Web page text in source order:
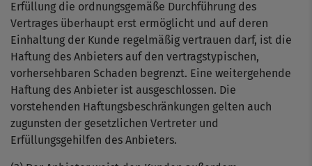
Erfüllung die ordnungsgemäße Durchführung des
Vertrages überhaupt erst ermöglicht und auf deren
Einhaltung der Kunde regelmäßig vertrauen darf, ist die
Haftung des Anbieters auf den vertragstypischen,
vorhersehbaren Schaden begrenzt. Eine weitergehende
Haftung des Anbieter ist ausgeschlossen. Die
vorstehenden Haftungsbeschränkungen gelten auch
zugunsten der gesetzlichen Vertreter und
Erfüllungsgehilfen des Anbieters.